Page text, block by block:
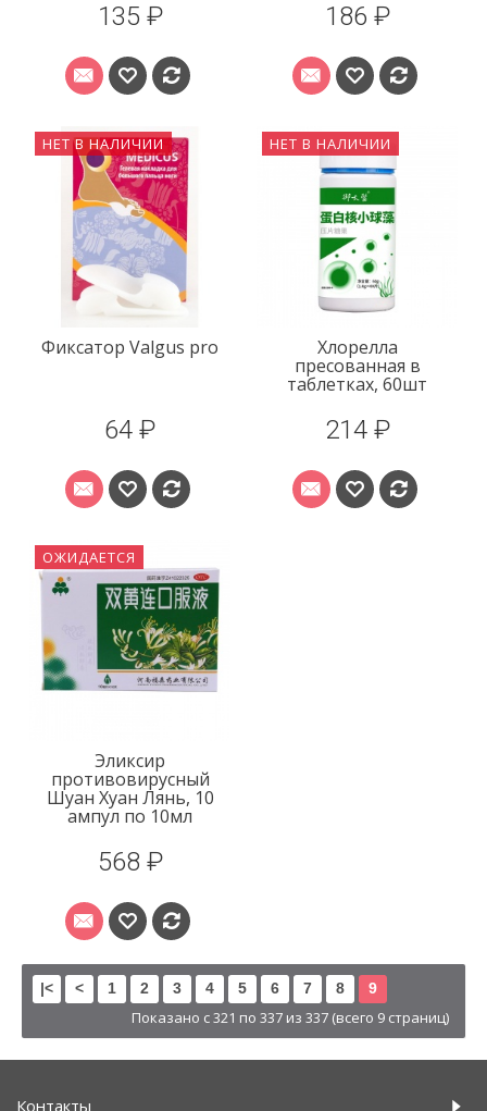
135 ₽ 186 ₽
НЕТ В НАЛИЧИИ
Фиксатор Valgus pro
64 ₽
НЕТ В НАЛИЧИИ
Хлорелла
пресованная в
таблетках, 60шт
214 ₽
ОЖИДАЕТСЯ
Эликсир
противовирусный
Шуан Хуан Лянь, 10
ампул по 10мл
568 ₽
|< < 1 2 3 4 5 6 7 8 9
Показано с 321 по 337 из 337 (всего 9 страниц)
Контакты